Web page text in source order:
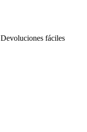
Devoluciones fáciles